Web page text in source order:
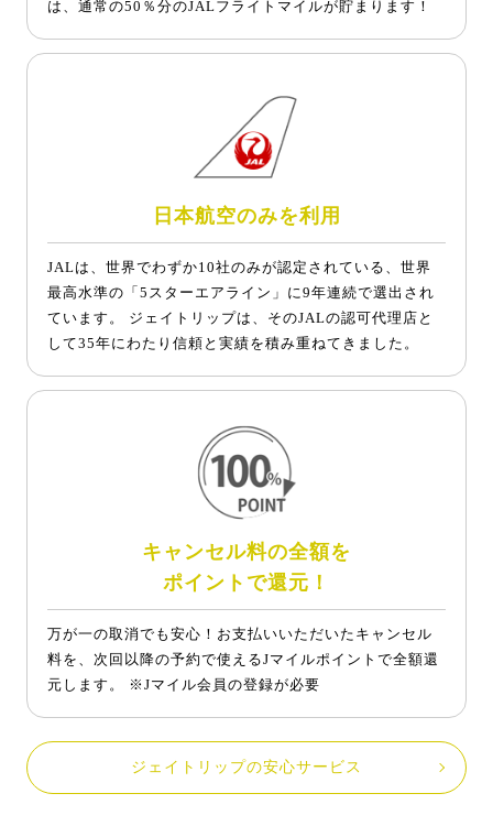
は、通常の50％分のJALフライトマイルが貯まります！
日本航空のみを利用
JALは、世界でわずか10社のみが認定されている、世界
最高水準の「5スターエアライン」に9年連続で選出され
ています。 ジェイトリップは、そのJALの認可代理店と
して35年にわたり信頼と実績を積み重ねてきました。
キャンセル料の全額を
ポイントで還元！
万が一の取消でも安心！お支払いいただいたキャンセル
料を、次回以降の予約で使えるJマイルポイントで全額還
元します。 ※Jマイル会員の登録が必要
ジェイトリップの安心サービス